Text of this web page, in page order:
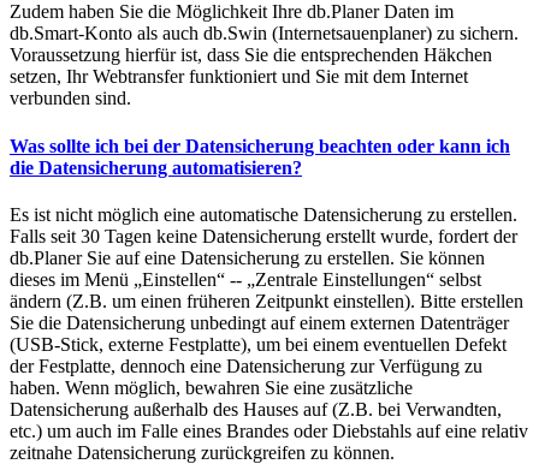
Zudem haben Sie die Möglichkeit Ihre db.Planer Daten im
db.Smart-Konto als auch db.Swin (Internetsauenplaner) zu sichern.
Voraussetzung hierfür ist, dass Sie die entsprechenden Häkchen
setzen, Ihr Webtransfer funktioniert und Sie mit dem Internet
verbunden sind.
Was sollte ich bei der Datensicherung beachten oder kann ich
die Datensicherung automatisieren?
Es ist nicht möglich eine automatische Datensicherung zu erstellen.
Falls seit 30 Tagen keine Datensicherung erstellt wurde, fordert der
db.Planer Sie auf eine Datensicherung zu erstellen. Sie können
dieses im Menü „Einstellen“ -- „Zentrale Einstellungen“ selbst
ändern (Z.B. um einen früheren Zeitpunkt einstellen). Bitte erstellen
Sie die Datensicherung unbedingt auf einem externen Datenträger
(USB-Stick, externe Festplatte), um bei einem eventuellen Defekt
der Festplatte, dennoch eine Datensicherung zur Verfügung zu
haben. Wenn möglich, bewahren Sie eine zusätzliche
Datensicherung außerhalb des Hauses auf (Z.B. bei Verwandten,
etc.) um auch im Falle eines Brandes oder Diebstahls auf eine relativ
zeitnahe Datensicherung zurückgreifen zu können.